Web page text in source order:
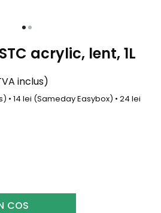
acrylic, lent, 1L
inclus)
• 14 lei (Sameday Easybox) • 24 lei
COS